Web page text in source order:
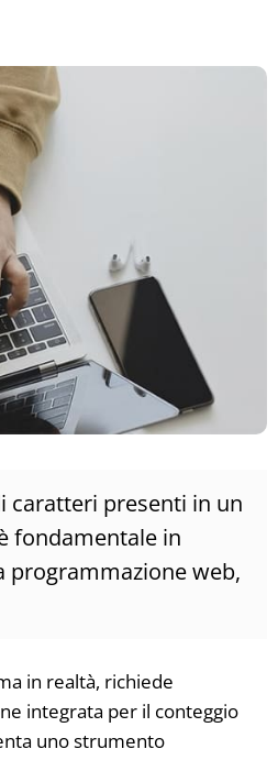
caratteri presenti in un
fondamentale in
programmazione web,
in realtà, richiede
integrata per il conteggio
uno strumento